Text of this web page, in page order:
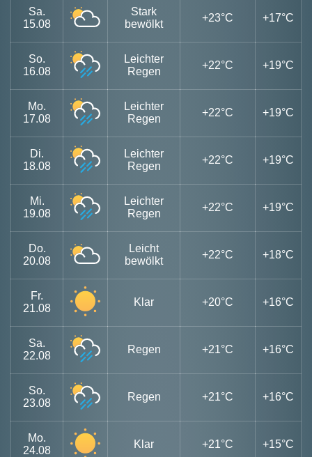
Sa.
15.08
Stark
bewölkt
+23°C +17°C
So.
16.08
Leichter
Regen
+22°C +19°C
Mo.
17.08
Leichter
Regen
+22°C +19°C
Di.
18.08
Leichter
Regen
+22°C +19°C
Mi.
19.08
Leichter
Regen
+22°C +19°C
Do.
20.08
Leicht
bewölkt
+22°C +18°C
Fr.
21.08
Klar +20°C +16°C
Sa.
22.08
Regen +21°C +16°C
So.
23.08
Regen +21°C +16°C
Mo.
24.08
Klar +21°C +15°C